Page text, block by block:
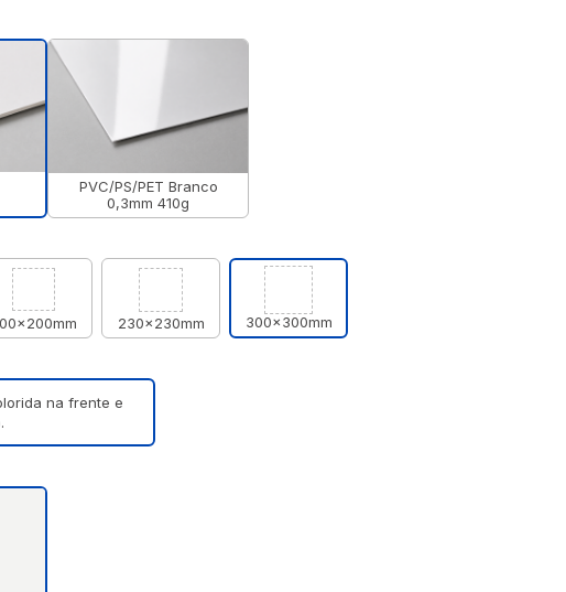
PVC/PS/PET Branco
0,3mm 410g
230x230mm 300x300mm
na frente e